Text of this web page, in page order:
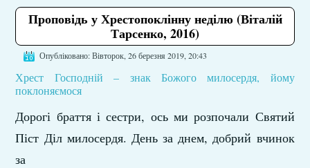
Проповідь у Хрестопоклінну неділю (Віталій
Тарсенко, 2016)
Опубліковано: Вівторок, 26 березня 2019, 20:43
Хрест Господній – знак Божого милосердя, йому
поклоняємося
Дорогі браття і сестри, ось ми розпочали Святий
Піст Діл милосердя. День за днем, добрий вчинок
за